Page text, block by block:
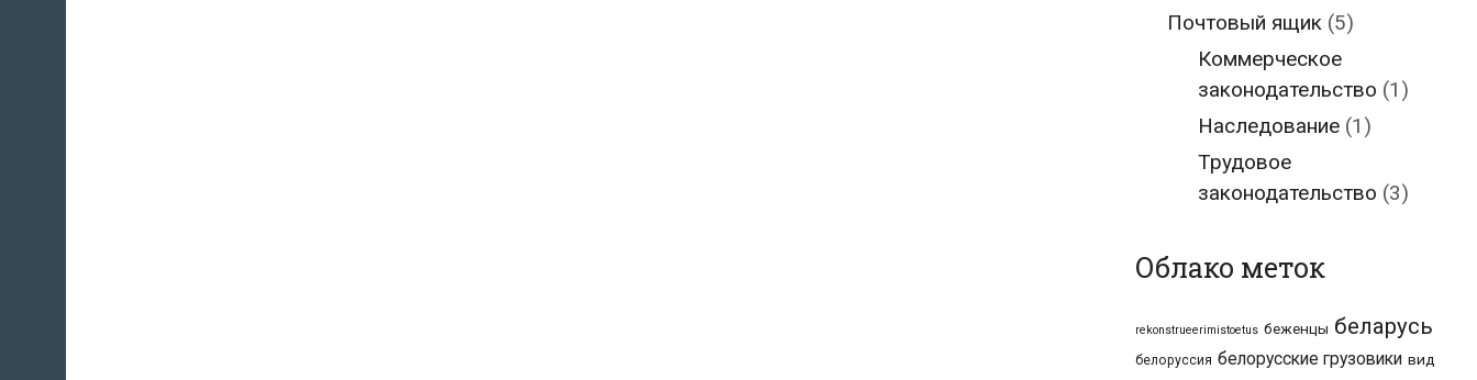
Почтовый ящик(5)
Коммерческое
законодательство (1)
Наследование (1)
Трудовое
законодательство (3)
Облако меток
rekonstrueerimistoetus беженцы беларусь
белоруссия белорусские грузовики вид